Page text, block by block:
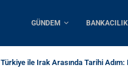
GÜNDEM BANKACILIK
Türkiye ile Irak Arasında Tarihi Adım: